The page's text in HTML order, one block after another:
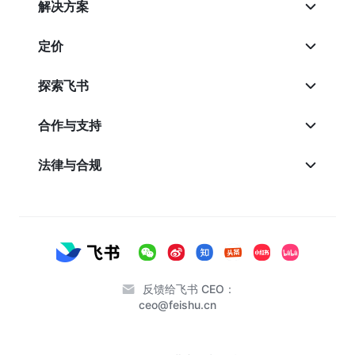
解决方案
定价
探索飞书
合作与支持
法律与合规
反馈给飞书 CEO：
ceo@feishu.cn